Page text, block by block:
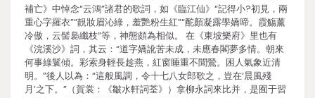
補亡》中悼念“云鴻”諸君的歌詞，如《臨江仙》“記得小?初見，兩
重心字羅衣”“靚妝眉沁綠，羞艷粉生紅”“酡顏凝露學嬌啼。霞觴薰
冷傲，云髻裊纖枝”等，神態頗為相似。 在《東坡樂府》里也有
《浣溪沙》詞，其云：“道字嬌訛苦未成，未應春閣夢多情。朝來
何事綠鬟傾。彩索身輕長趁燕，紅窗睡重不聞鶯。困人氣象近清
明。”後人以為：“這般風調，令十七八女郎歌之，豈在‘晨風殘
月’之下。”（賀裳：《皺水軒詞荃》）拿柳永詞來比并，是囿于習